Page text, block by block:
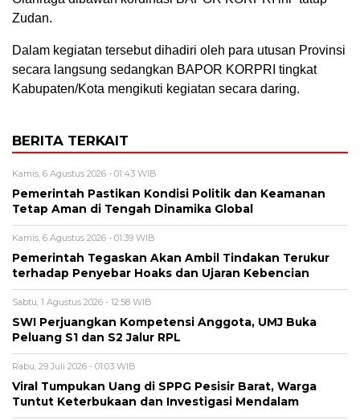
Zudan.
Dalam kegiatan tersebut dihadiri oleh para utusan Provinsi
secara langsung sedangkan BAPOR KORPRI tingkat
Kabupaten/Kota mengikuti kegiatan secara daring.
BERITA TERKAIT
Kamis, 6 Agustus 2026 - 01:43 WIB
Pemerintah Pastikan Kondisi Politik dan Keamanan
Tetap Aman di Tengah Dinamika Global
Kamis, 6 Agustus 2026 - 01:39 WIB
Pemerintah Tegaskan Akan Ambil Tindakan Terukur
terhadap Penyebar Hoaks dan Ujaran Kebencian
Sabtu, 1 Agustus 2026 - 12:58 WIB
SWI Perjuangkan Kompetensi Anggota, UMJ Buka
Peluang S1 dan S2 Jalur RPL
Rabu, 29 Juli 2026 - 01:03 WIB
Viral Tumpukan Uang di SPPG Pesisir Barat, Warga
Tuntut Keterbukaan dan Investigasi Mendalam